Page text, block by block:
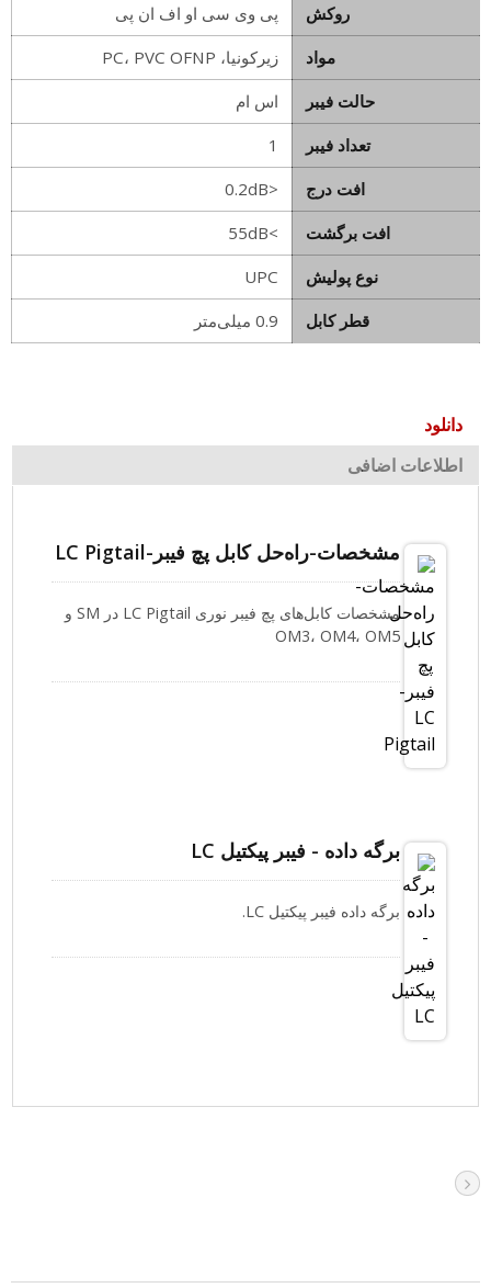
روکش
پی وی سی او اف ان پی
مواد
زیرکونیا، PC، PVC OFNP
حالت فیبر
اس ام
تعداد فیبر
1
افت درج
<0.2dB
افت برگشت
>55dB
نوع پولیش
UPC
قطر کابل
0.9 میلی‌متر
دانلود
اطلاعات اضافی
مشخصات-راه‌حل کابل پچ فیبر-LC Pigtail
مشخصات کابل‌های پچ فیبر نوری LC Pigtail در SM و
OM3، OM4، OM5
برگه داده - فیبر پیکتیل LC
برگه داده فیبر پیکتیل LC.